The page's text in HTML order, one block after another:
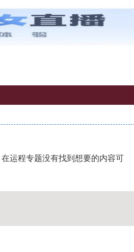
运程专题没有找到想要的内容可